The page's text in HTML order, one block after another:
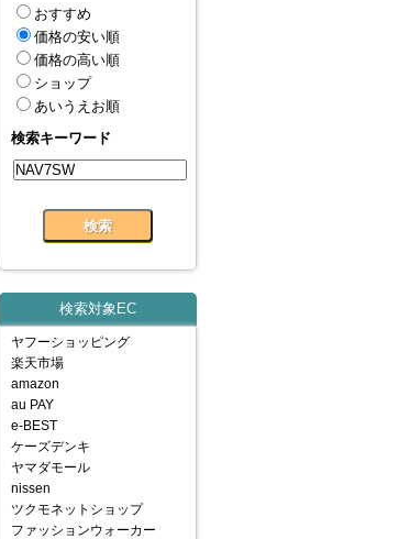
おすすめ
価格の安い順
価格の高い順
ショップ
あいうえお順
検索キーワード
検索対象EC
ヤフーショッピング
楽天市場
amazon
au PAY
e-BEST
ケーズデンキ
ヤマダモール
nissen
ツクモネットショップ
ファッションウォーカー